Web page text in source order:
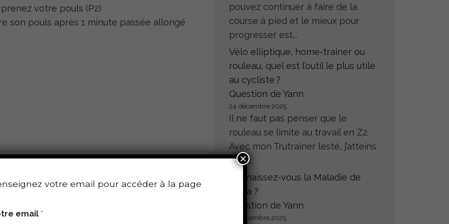
votre pouls (P2)
son pouls après 1 minute passée allongé
pouvez continuer à faire de la
course à pied et le mieux pour
progresser est...
Vélo elliptique, home-trainer ou
rouleau, quel est l’outil le plus utile
au cycliste ?
Question de Yann
24 décembre 2025
Il ne faut pas penser que le
rouleau se limite au travail en Z2.
Avec mon Trutrainer lesté, j’atteins
sans...
Connaissez-vous la Maladie de
Hoffa ?
Question de Yann
23 décembre 2025
votre email pour accéder à la page
email*
×